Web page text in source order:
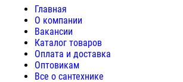
Главная
О компании
Вакансии
Каталог товаров
Оплата и доставка
Оптовикам
Все о сантехнике